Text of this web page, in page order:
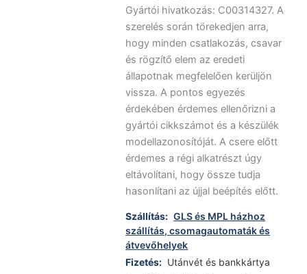
Gyártói hivatkozás: C00314327. A
szerelés során törekedjen arra,
hogy minden csatlakozás, csavar
és rögzítő elem az eredeti
állapotnak megfelelően kerüljön
vissza. A pontos egyezés
érdekében érdemes ellenőrizni a
gyártói cikkszámot és a készülék
modellazonosítóját. A csere előtt
érdemes a régi alkatrészt úgy
eltávolítani, hogy össze tudja
hasonlítani az újjal beépítés előtt.
Szállítás: GLS és MPL házhoz
szállítás, csomagautomaták és
átvevőhelyek
Fizetés: Utánvét és bankkártya